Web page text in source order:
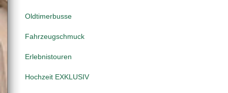
Oldtimerbusse
Fahrzeugschmuck
Erlebnistouren
Hochzeit EXKLUSIV